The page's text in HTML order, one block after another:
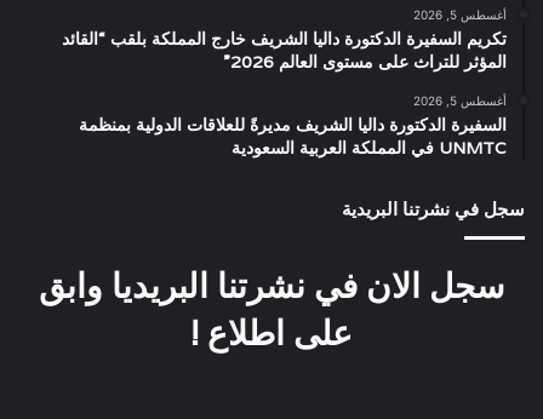
أغسطس 5, 2026
تكريم السفيرة الدكتورة داليا الشريف خارج المملكة بلقب “القائد
المؤثر للتراث على مستوى العالم 2026”
أغسطس 5, 2026
السفيرة الدكتورة داليا الشريف مديرةً للعلاقات الدولية بمنظمة
UNMTC في المملكة العربية السعودية
سجل في نشرتنا البريدية
سجل الان في نشرتنا البريديا وابق
على اطلاع !